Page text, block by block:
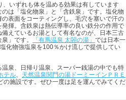
いずれも体を温める効果は有しています
は「塩化物泉」と「含鉄泉」です。塩化物
表面をコーティングし、毛穴を塞いで汗の
揮。含鉄泉は熱伝導率の良い鉄分の作用で
えているお湯として有名なのが、日本三古
」です。
「有馬温泉 太閤の湯」 では日本一
化物強塩泉を100％かけ流しで提供してい
泉、日帰り温泉、スーパー銭湯の中でも特
テル
天然温泉関門の湯ドーミーインＰＲＥ
の施設です。ぜひ一度は足を運んでみてくだ